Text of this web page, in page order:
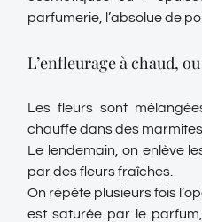
parfumerie, l’absolue de
L’enfleurage à chaud,
Les fleurs sont
chauffe dans des
Le lendemain, on enlève
par des fleurs fraîches.
On répète plusieurs fois
est saturée par le